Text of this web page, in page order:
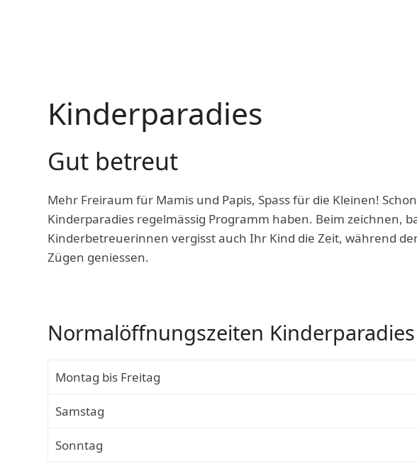
Kinderparadies
Gut betreut
Mehr Freiraum für Mamis und Papis, Spass für die Kleinen!
Kinderparadies regelmässig Programm haben. Beim zeichnen,
Kinderbetreuerinnen vergisst auch Ihr Kind die Zeit, während
Zügen geniessen.
Normalöffnungszeiten
Montag bis Freitag
Samstag
Sonntag